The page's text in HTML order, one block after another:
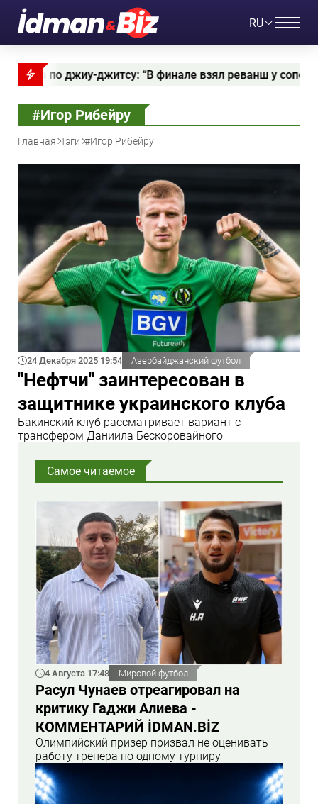
RU
по джиу-джитсу: “В финале взял реванш у
#Игор Рибейру
Главная Тэги #Игор Рибейру
24 Декабря 2025 19:54 Азербайджанский футбол
"Нефтчи" заинтересован в
защитнике украинского клуба
Бакинский клуб рассматривает вариант с
трансфером Даниила Бескоровайного
Самое читаемое
4 Августа 17:48 Мировой футбол
Расул Чунаев отреагировал на
критику Гаджи Алиева -
КОММЕНТАРИЙ İDMAN.BİZ
Олимпийский призер призвал не оценивать
работу тренера по одному турниру